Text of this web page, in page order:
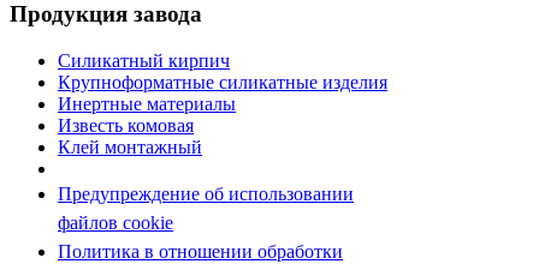
Продукция завода
Силикатный кирпич
Крупноформатные силикатные изделия
Инертные материалы
Известь комовая
Клей монтажный
Предупреждение об использовании
файлов cookie
Политика в отношении обработки